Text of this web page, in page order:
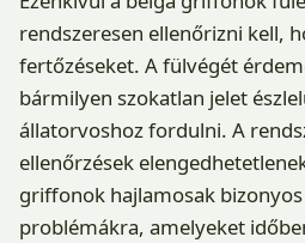
rendszeresen ellenőrizni kell,
fertőzéseket. A fülvégét
bármilyen szokatlan jelet
állatorvoshoz fordulni. A
ellenőrzések
griffonok hajlamosak
problémákra, amelyeket